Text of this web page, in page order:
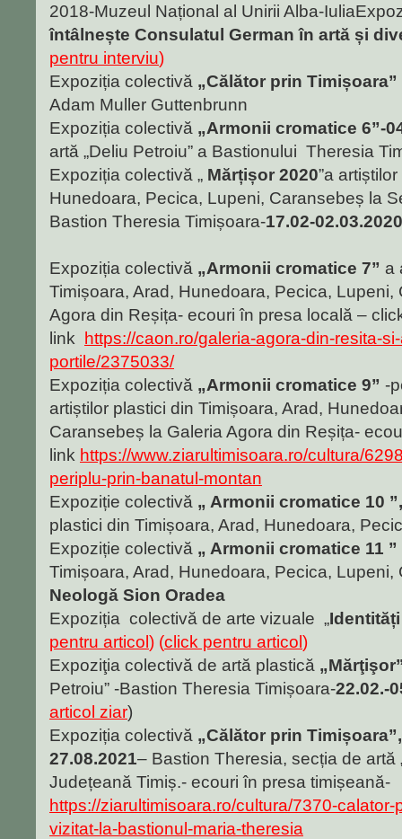
2018-Muzeul Național al Unirii Alba-
întâlnește Consulatul German în artă și
pentru interviu)
Expoziția colectivă „Călător prin Timișoara”
Adam Muller Guttenbrunn
Expoziția colectivă „Armonii cromatice 6”-
artă „Deliu Petroiu” a Bastionului Theresia
Expoziția colectivă „ Mărțișor 2020”a
Hunedoara, Pecica, Lupeni, Caransebeș la
Bastion Theresia Timișoara-17.02-02.03.2020
Expoziția colectivă „Armonii cromatice 7” a
Timișoara, Arad, Hunedoara, Pecica, Lupeni,
Agora din Reșița- ecouri în presa locală –
link
https://caon.ro/galeria-agora-din-resita-
portile/2375033/
Expoziția colectivă „Armonii cromatice 9” -
artiștilor plastici din Timișoara, Arad,
Caransebeș la Galeria Agora din Reșița-
link https://www.ziarultimisoara.ro/cultura/
periplu-prin-banatul-montan
Expoziție colectivă „ Armonii cromatice 10 ”,
plastici din Timișoara, Arad, Hunedoara,
Expoziție colectivă „ Armonii cromatice 11 ”
Timișoara, Arad, Hunedoara, Pecica,
Neologă Sion Oradea
Expoziția colectivă de arte vizuale „
pentru articol ) (click pentru articol )
Expoziţia colectivă de artă plastică
Petroiu” -Bastion Theresia Timișoara-22.02.-
articol ziar)
Expoziția colectivă „Călător prin
27.08.2021– Bastion Theresia, secția de artă
Județeană Timiș.- ecouri în presa timișeană-
https://ziarultimisoara.ro/cultura/7370-
vizitat-la-bastionul-maria-theresia